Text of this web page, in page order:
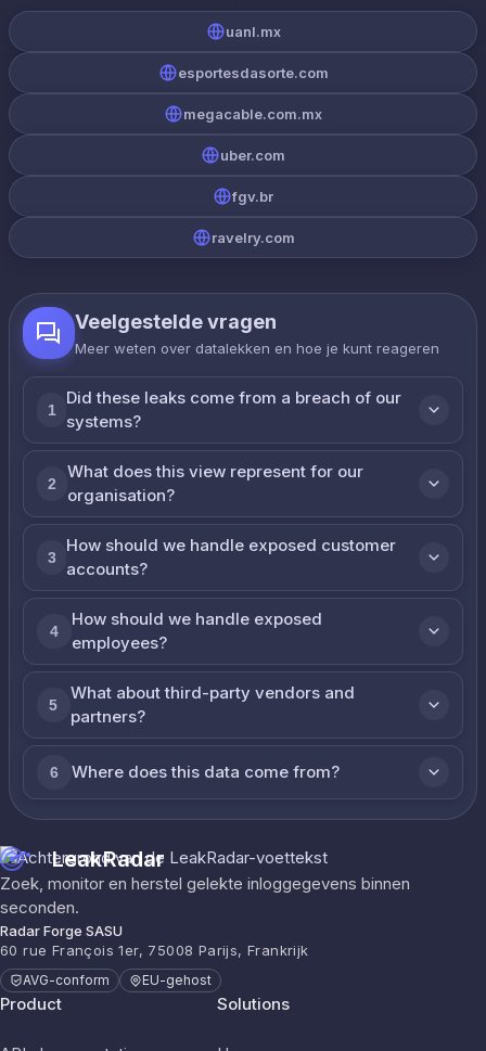
uanl.mx
esportesdasorte.com
megacable.com.mx
uber.com
fgv.br
ravelry.com
Veelgestelde vragen
Meer weten over datalekken en hoe je kunt reageren
1
Did these leaks come from a breach of our
systems?
2
What does this view represent for our
organisation?
3
How should we handle exposed customer
accounts?
4
How should we handle exposed
employees?
5
What about third-party vendors and
partners?
6 Where does this data come from?
LeakRadar
Zoek, monitor en herstel gelekte inloggegevens binnen
seconden.
Radar Forge SASU
60 rue François 1er, 75008 Parijs, Frankrijk
AVG-conform EU-gehost
Product Solutions